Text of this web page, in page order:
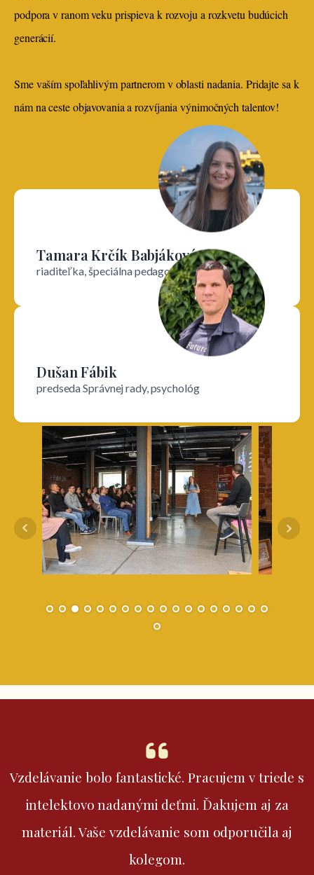
podpora v ranom veku prispieva k rozvoju a rozkvetu budúcich
generácií.
Sme vaším spoľahlivým partnerom v oblasti nadania. Pridajte sa k
nám na ceste objavovania a rozvíjania výnimočných talentov!
Tamara Krčík Babjáková
riaditeľka, špeciálna pedagogička
Dušan Fábik
predseda Správnej rady, psychológ
Vzdelávanie bolo fantastické. Pracujem v triede s
intelektovo nadanými deťmi. Ďakujem aj za
materiál. Vaše vzdelávanie som odporučila aj
kolegom.